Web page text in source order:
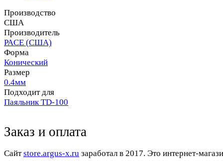
Производство
США
Производитель
PACE (США)
Форма
Конический
Размер
0.4мм
Подходит для
Паяльник TD-100
Заказ и оплата
Cайтstore.argus-x.ru заработал в 2017. Это интернет-